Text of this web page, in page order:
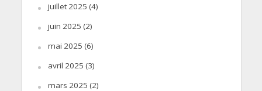
juillet 2025 (4)
juin 2025 (2)
mai 2025 (6)
avril 2025 (3)
mars 2025 (2)